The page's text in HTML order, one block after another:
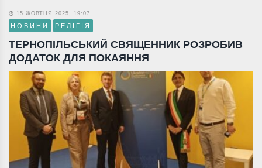
15 ЖОВТНЯ 2025, 19:07
НОВИНИ РЕЛІГІЯ
ТЕРНОПІЛЬСЬКИЙ СВЯЩЕННИК РОЗРОБИВ
ДОДАТОК ДЛЯ ПОКАЯННЯ